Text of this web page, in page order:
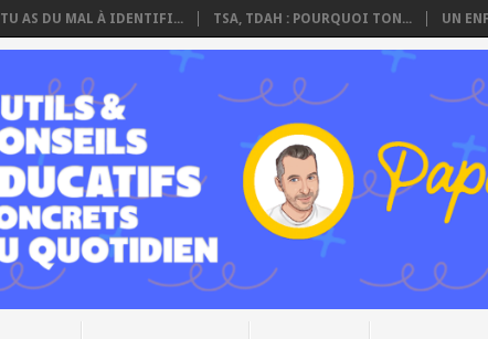
TU AS DU MAL À IDENTIFI... TSA, TDAH : POURQUOI TON... UN